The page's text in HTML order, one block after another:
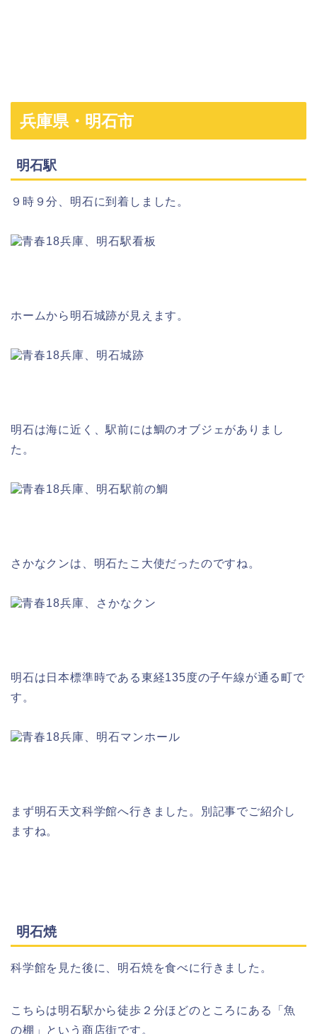
兵庫県・明石市
明石駅
９時９分、明石に到着しました。
ホームから明石城跡が見えます。
明石は海に近く、駅前には鯛のオブジェがありまし
た。
さかなクンは、明石たこ大使だったのですね。
明石は日本標準時である東経135度の子午線が通る町で
す。
まず明石天文科学館へ行きました。別記事でご紹介し
ますね。
明石焼
科学館を見た後に、明石焼を食べに行きました。
こちらは明石駅から徒歩２分ほどのところにある「魚
の棚」という商店街です。